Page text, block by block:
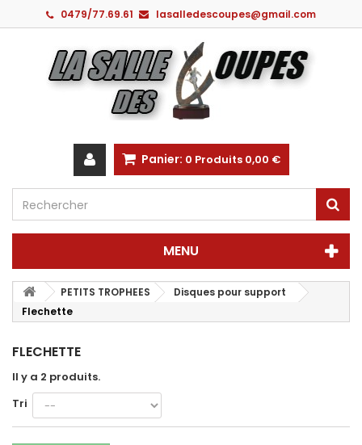
0479/77.69.61 lasalledescoupes@gmail.com
Panier: 0 Produits 0,00 €
MENU
PETITS TROPHEES
Disques pour support
Flechette
FLECHETTE
Il y a 2 produits.
Tri